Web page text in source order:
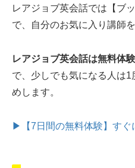
レアジョブ英会話では【ブ
で、自分のお気に入り講師
レアジョブ英会話は無料体
で、少しでも気になる人は
めします。
▶【7日間の無料体験】すぐ